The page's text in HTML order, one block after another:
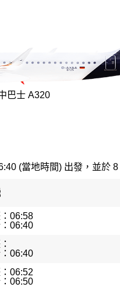
巴士 A320
(當地時間) 出發，並於
06:58
06:40
06:40
06:52
06:50